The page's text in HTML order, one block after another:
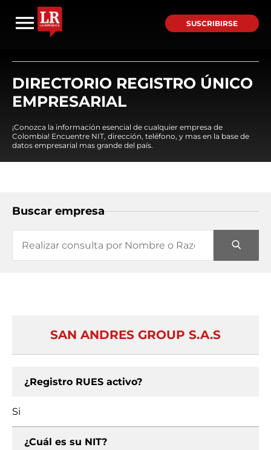
SUSCRIBIRSE
DIRECTORIO REGISTRO ÚNICO
EMPRESARIAL
¡Conozca la información esencial de cualquier empresa de
Colombia! Encuentre NIT, dirección, teléfono, y mas en la base de
datos empresarial mas grande del país.
Buscar empresa
SAN ANDRES GROUP S.A.S
¿Registro RUES activo?
Si
¿Cuál es su NIT?